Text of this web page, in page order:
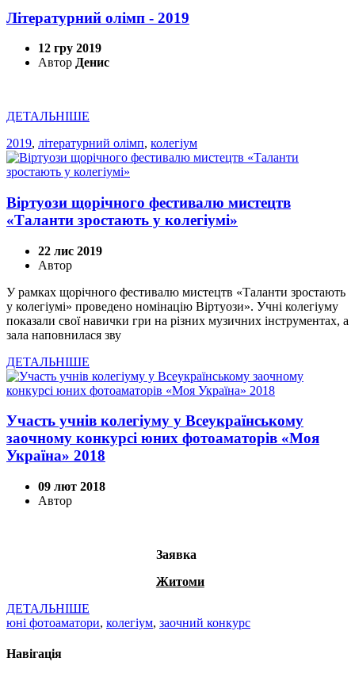
Літературний олімп - 2019
12 гру 2019
Автор Денис
ДЕТАЛЬНІШЕ
2019, літературний олімп, колегіум
Віртуози щорічного фестивалю мистецтв
«Таланти зростають у колегіумі»
22 лис 2019
Автор
У рамках щорічного фестивалю мистецтв «Таланти зростають
у колегіумі» проведено номінацію Віртуози». Учні колегіуму
показали свої навички гри на різних музичних інструментах, а
зала наповнилася зву
ДЕТАЛЬНІШЕ
Участь учнів колегіуму у Всеукраїнському
заочному конкурсі юних фотоаматорів «Моя
Україна» 2018
09 лют 2018
Автор
Заявка
Житоми
ДЕТАЛЬНІШЕ
юні фотоаматори, колегіум, заочний конкурс
Навігація